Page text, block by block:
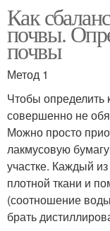
Как
почвы.
почвы
Метод 1
Чтобы определить
совершенно не
Можно просто
лакмусовую
участке. Каждый из
плотной ткани и
(соотношение
брать